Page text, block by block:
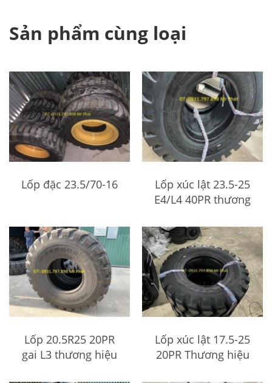
Sản phẩm cùng loại
Lốp đặc 23.5/70-16
Lốp xúc lật 23.5-25
E4/L4 40PR thương
Lốp 20.5R25 20PR
gai L3 thương hiệu
Lốp xúc lật 17.5-25
20PR Thương hiệu